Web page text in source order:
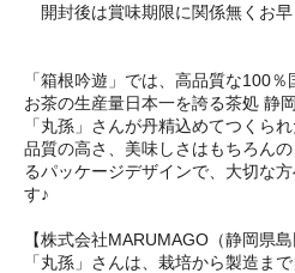
開封後は賞味期限に関係無くお早
「箱根吟遊」では、高品質な100％
お茶の生産量日本一を誇る茶処 静
「丸孫」さんが丹精込めてつくら
品質の高さ、美味しさはもちろん
るパッケージデザインで、大切な
す♪
【株式会社MARUMAGO（静岡県
「丸孫」さんは、栽培から製造ま